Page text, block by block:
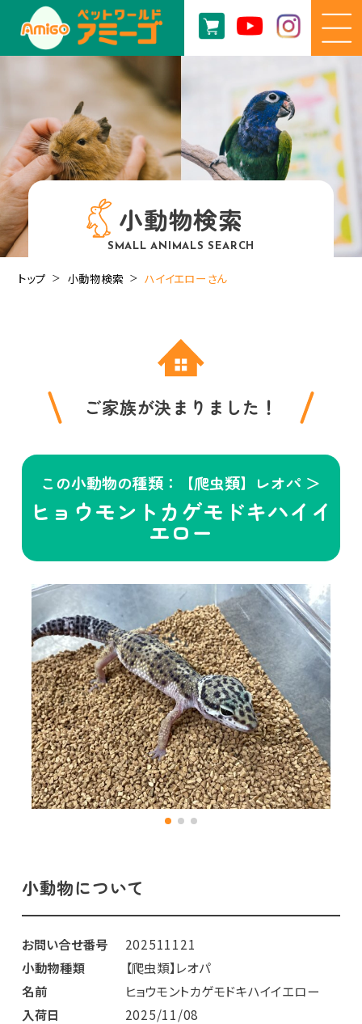
小動物検索
SMALL ANIMALS SEARCH
トップ 小動物検索 ハイイエローさん
ご家族が決まりました！
この小動物の種類：【爬虫類】レオパ ＞
ヒョウモントカゲモドキハイイ
エロー
小動物について
お問い合せ番号
202511121
小動物種類
【爬虫類】レオパ
名前
ヒョウモントカゲモドキハイイエロー
入荷日
2025/11/08